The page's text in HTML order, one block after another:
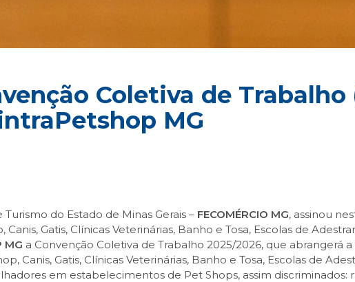
Coletiva de Trabalho
MG
do Estado de Minas Gerais – FECOMÉRCIO MG, assinou
Gatis, Clínicas Veterinárias, Banho e Tosa, Escolas de
MG a Convenção Coletiva de Trabalho 2025/2026, que abrangerá
Canis, Gatis, Clínicas Veterinárias, Banho e Tosa, Escolas de
em estabelecimentos de Pet Shops, assim discriminados: